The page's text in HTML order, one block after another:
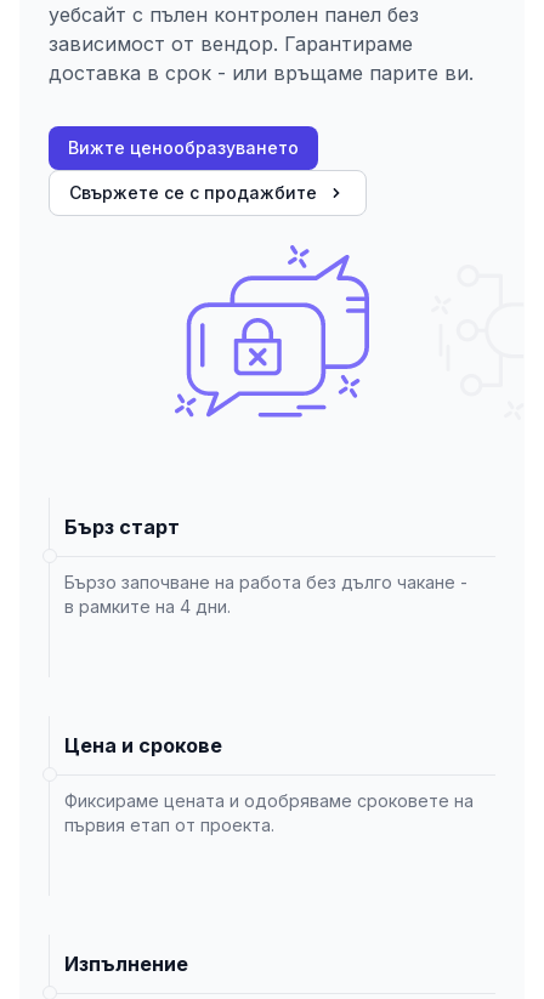
уебсайт с пълен контролен панел без
зависимост от вендор. Гарантираме
доставка в срок - или връщаме парите ви.
Вижте ценообразуването
Свържете се с продажбите
Бърз старт
Бързо започване на работа без дълго чакане -
в рамките на 4 дни.
Цена и срокове
Фиксираме цената и одобряваме сроковете на
първия етап от проекта.
Изпълнение